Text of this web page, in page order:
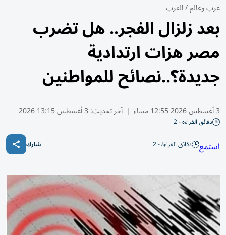
عرب وعالم/العرب
بعد زلزال الفجر.. هل تضرب
مصر هزات ارتدادية
جديدة؟..نصائح للمواطنين
3 أغسطس 2026 12:55 مساء | آخر تحديث: 3 أغسطس 13:15 2026
دقائق القراءة - 2
استمع دقائق القراءة - 2 شارك